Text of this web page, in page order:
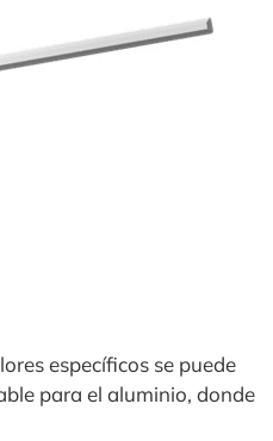
específicos se puede
para el aluminio, donde